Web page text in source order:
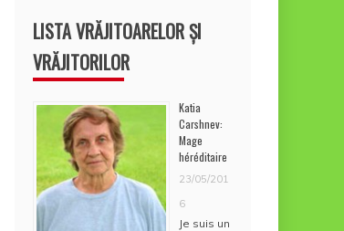
LISTA VRĂJITOARELOR ȘI
VRĂJITORILOR
Katia
Carshnev:
Mage
héréditaire
23/05/201
6
Je suis un